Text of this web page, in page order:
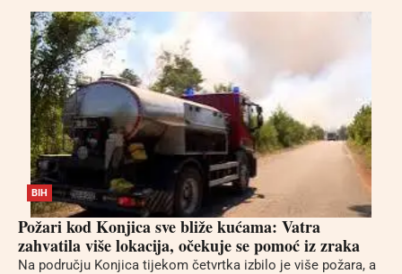
BIH
Požari kod Konjica sve bliže kućama: Vatra
zahvatila više lokacija, očekuje se pomoć iz zraka
Na području Konjica tijekom četvrtka izbilo je više požara, a